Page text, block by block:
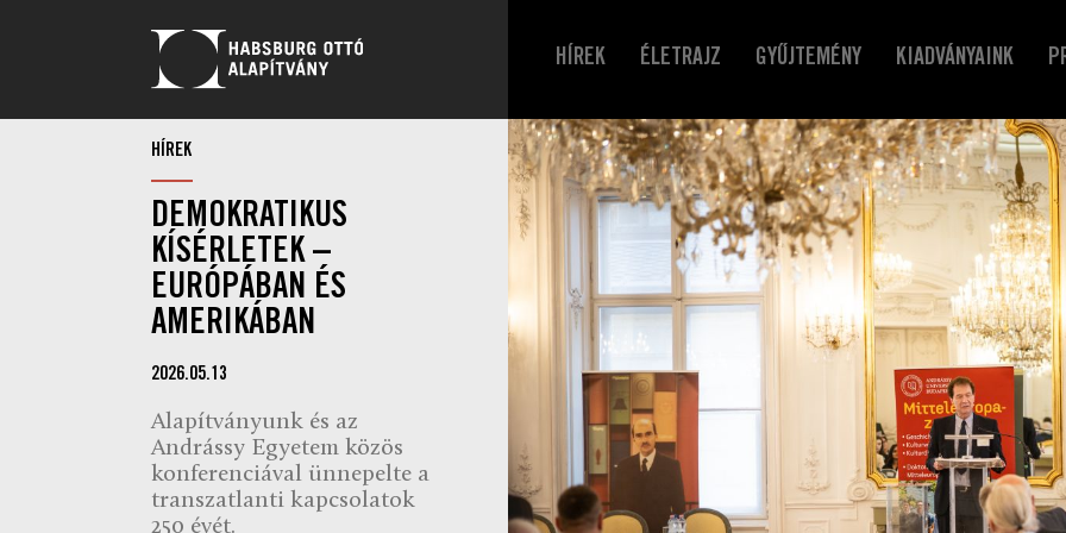
HÍREK ÉLETRAJZ GYŰJTEMÉNY KIADVÁNYAINK
HÍREK
DEMOKRATIKUS
KÍSÉRLETEK –
EURÓPÁBAN ÉS
AMERIKÁBAN
2026.05.13
Alapítványunk és az
Andrássy Egyetem közös
konferenciával ünnepelte a
transzatlanti kapcsolatok
250 évét.